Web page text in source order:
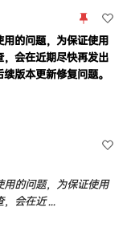
的问题，为保证使用
会在近期尽快再发出
版本更新修复问题。
的问题，为保证使用
会在近 ...